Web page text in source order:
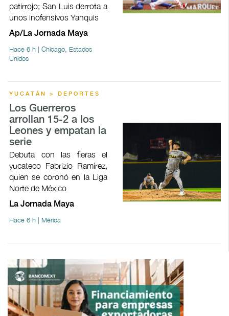
patirrojo; San Luis derrota a
unos inofensivos Yanquis
Ap/La Jornada Maya
Hace 6 h | Chicago, Estados
Unidos
YUCATÁN > DEPORTES
Los Guerreros
arrollan 15-2 a los
Leones y empatan la
serie
Debuta con las fieras el
yucateco Fabrizio Ramírez,
quien se coronó en la Liga
Norte de México
La Jornada Maya
Hace 6 h | Mérida